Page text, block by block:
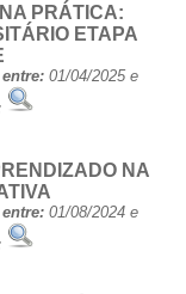
PRÁTICA:
ETAPA
01/04/2025 e
NA
01/08/2024 e